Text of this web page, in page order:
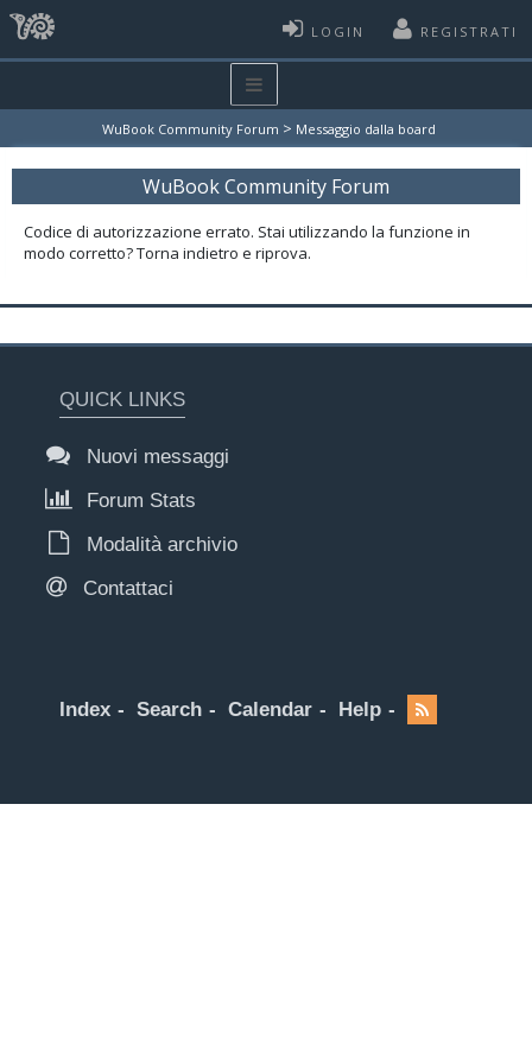
LOGIN REGISTRATI
WuBook Community Forum > Messaggio dalla board
WuBook Community Forum
Codice di autorizzazione errato. Stai utilizzando la funzione in
modo corretto? Torna indietro e riprova.
QUICK LINKS
Nuovi messaggi
Forum Stats
Modalità archivio
Contattaci
Index Search Calendar Help